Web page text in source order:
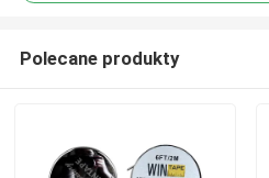
Polecane produkty